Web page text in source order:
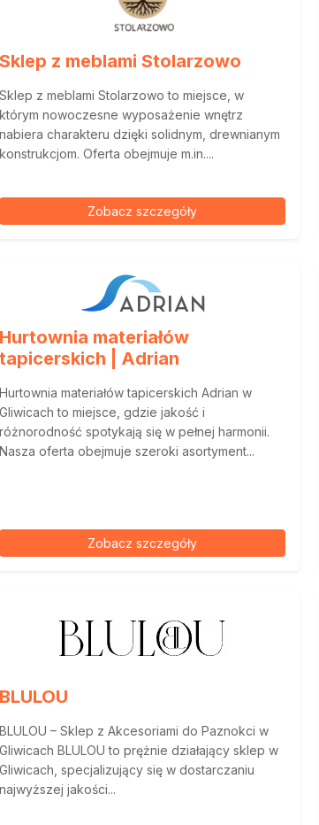
Sklep z meblami Stolarzowo
Sklep z meblami Stolarzowo to miejsce, w
którym nowoczesne wyposażenie wnętrz
nabiera charakteru dzięki solidnym, drewnianym
konstrukcjom. Oferta obejmuje m.in....
Zobacz szczegóły
Hurtownia materiałów
tapicerskich | Adrian
Hurtownia materiałów tapicerskich Adrian w
Gliwicach to miejsce, gdzie jakość i
różnorodność spotykają się w pełnej harmonii.
Nasza oferta obejmuje szeroki asortyment...
Zobacz szczegóły
BLULOU
BLULOU – Sklep z Akcesoriami do Paznokci w
Gliwicach BLULOU to prężnie działający sklep w
Gliwicach, specjalizujący się w dostarczaniu
najwyższej jakości...